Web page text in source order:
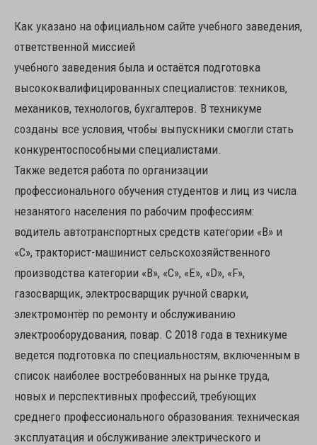
Как указано на официальном сайте учебного заведения,
ответственной миссией
учебного заведения была и остаётся подготовка
высококвалифицированных специалистов: техников,
механиков, технологов, бухгалтеров. В техникуме
созданы все условия, чтобы выпускники смогли стать
конкурентоспособными специалистами.
Также ведется работа по организации
профессионального обучения студентов и лиц из числа
незанятого населения по рабочим профессиям:
водитель автотранспортных средств категории «В» и
«С», тракторист-машинист сельскохозяйственного
производства категории «В», «С», «E», «D», «F»,
газосварщик, электросварщик ручной сварки,
электромонтёр по ремонту и обслуживанию
электрооборудования, повар. С 2018 года в техникуме
ведется подготовка по специальностям, включенным в
список наиболее востребованных на рынке труда,
новых и перспективных профессий, требующих
среднего профессионального образования: техническая
эксплуатация и обслуживание электрического и